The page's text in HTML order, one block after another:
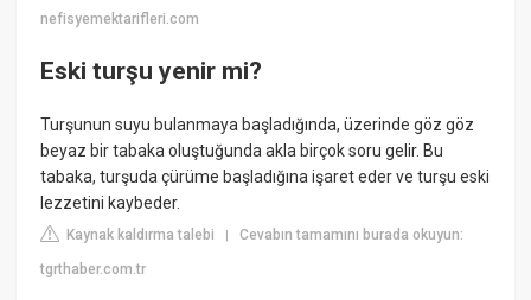
nefisyemektarifleri.com
Eski turşu yenir mi?
Turşunun suyu bulanmaya başladığında, üzerinde göz göz
beyaz bir tabaka oluştuğunda akla birçok soru gelir. Bu
tabaka, turşuda çürüme başladığına işaret eder ve turşu eski
lezzetini kaybeder.
Kaynak kaldırma talebi |Cevabın tamamını burada okuyun:
tgrthaber.com.tr